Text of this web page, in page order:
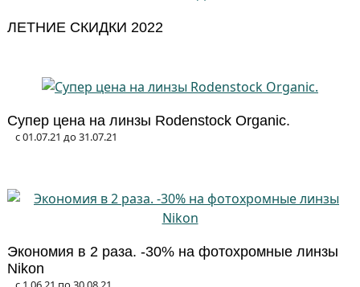
ЛЕТНИЕ СКИДКИ 2022
Супер цена на линзы Rodenstock Organic.
с 01.07.21 до 31.07.21
Экономия в 2 раза. -30% на фотохромные линзы
Nikon